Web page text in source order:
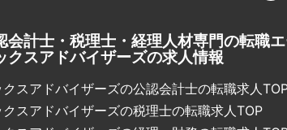
会計士・税理士・経理人材専門の転職
クスアドバイザーズの求人情報
クスアドバイザーズの公認会計士の転職求人
クスアドバイザーズの税理士の転職求人TOP